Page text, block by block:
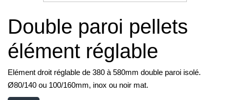
Double paroi pellets
élément réglable
Elément droit réglable de 380 à 580mm double paroi isolé.
Ø80/140 ou 100/160mm, inox ou noir mat.